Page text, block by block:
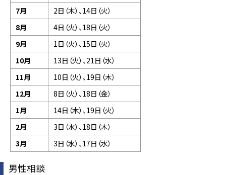
7月
2日（木）、14日（火）
8月
4日（火）、18日（火）
9月
1日（火）、15日（火）
10月
13日（火）、21日（水）
11月
10日（火）、19日（木）
12月
8日（火）、18日（金）
1月
14日（木）、19日（火）
2月
3日（水）、18日（木）
3月
3日（水）、17日（水）
男性相談